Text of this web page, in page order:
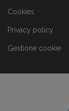
Cookies
Privacy policy
Gestione cookie